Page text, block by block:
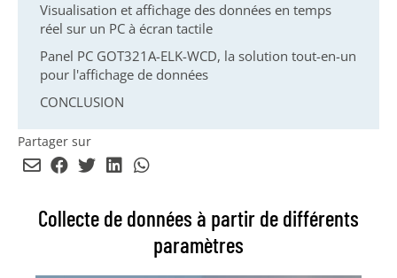
Visualisation et affichage des données en temps
réel sur un PC à écran tactile
Panel PC GOT321A-ELK-WCD, la solution tout-en-un
pour l'affichage de données
CONCLUSION
Partager sur
Envoyer
email
Partager
Facebook
Partager
Twitter
Partager
LinkedIn
Partager
WhatsApp
Collecte de données à partir de différents
paramètres